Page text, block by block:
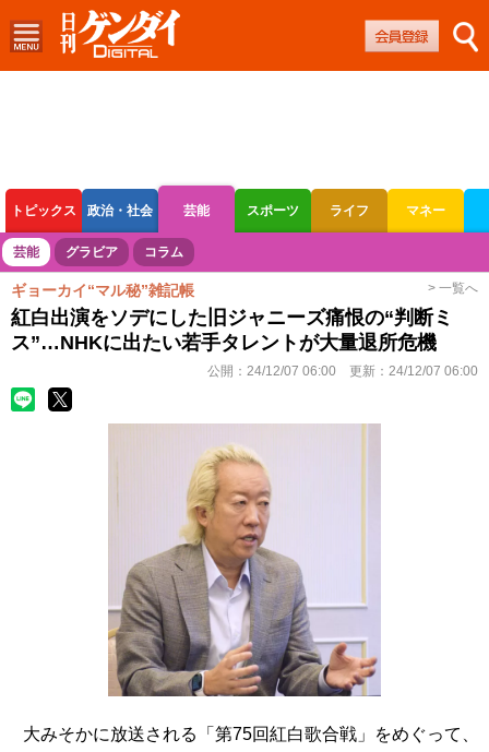
トピックス 政治・社会 芸能 スポーツ ライフ マネー
ボートレース 競輪 オートレース
芸能 グラビア コラム
ギョーカイ“マル秘”雑記帳 > 一覧へ
紅白出演をソデにした旧ジャニーズ痛恨の“判断ミ
ス”…NHKに出たい若手タレントが大量退所危機
公開： 24/12/07 06:00 更新： 24/12/07 06:00
大みそかに放送される「第75回紅白歌合戦」をめぐって、